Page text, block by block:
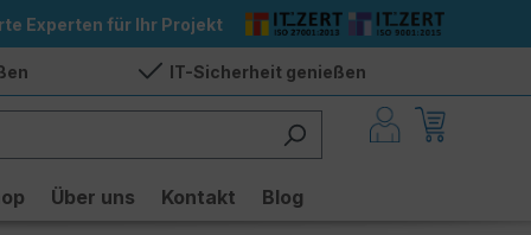
Experten für Ihr Projekt
IT-Sicherheit genießen
Über uns Kontakt Blog